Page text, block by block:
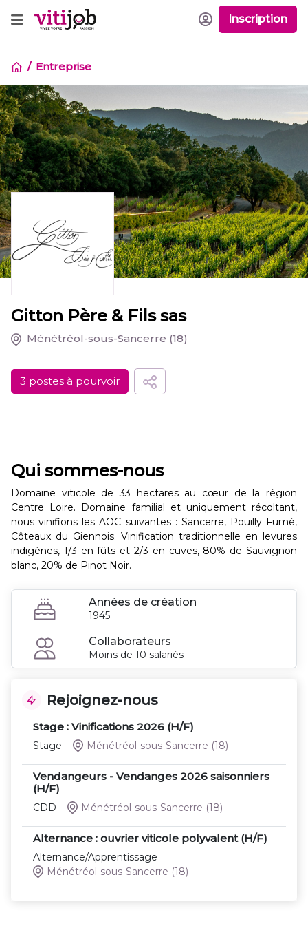
Inscription
Entreprise
Gitton Père & Fils sas
Ménétréol-sous-Sancerre (18)
3 postes à pourvoir
Qui sommes-nous
Domaine viticole de 33 hectares au cœur de la région
Centre Loire. Domaine familial et uniquement récoltant,
nous vinifions les AOC suivantes : Sancerre, Pouilly Fumé,
Côteaux du Giennois. Vinification traditionnelle en levures
indigènes, 1/3 en fûts et 2/3 en cuves, 80% de Sauvignon
blanc, 20% de Pinot Noir.
Années de création
1945
Collaborateurs
Moins de 10 salariés
Rejoignez-nous
Stage : Vinifications 2026 (H/F)
Stage Ménétréol-sous-Sancerre (18)
Vendangeurs - Vendanges 2026 saisonniers
(H/F)
CDD Ménétréol-sous-Sancerre (18)
Alternance : ouvrier viticole polyvalent (H/F)
Alternance/Apprentissage
Ménétréol-sous-Sancerre (18)